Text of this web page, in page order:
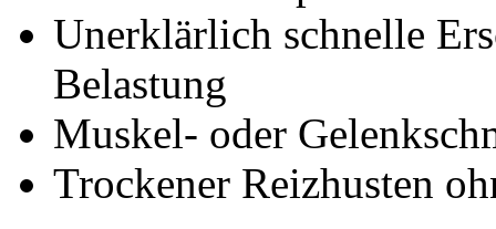
Unerklärlich schnelle
Belastung
Muskel- oder
Trockener Reizhusten